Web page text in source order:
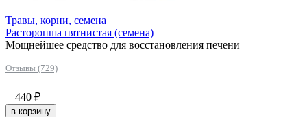
Травы, корни, семена
Расторопша пятнистая (семена)
Мощнейшее средство для восстановления печени
Отзывы (729)
440 ₽
в корзину